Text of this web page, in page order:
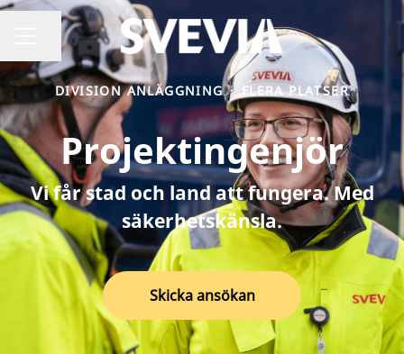
Karriärmeny
Dela sidan
DIVISION ANLÄGGNING · FLERA PLATSER
Projektingenjör
Vi får stad och land att fungera. Med
säkerhetskänsla.
Skicka ansökan